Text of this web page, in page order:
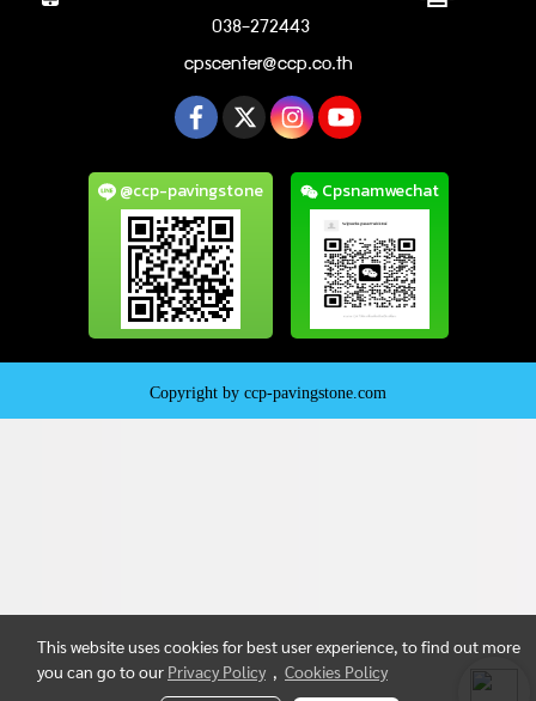
038-272443
cpscenter@ccp.co.th
@ccp-pavingstone Cpsnamwechat
Copyright by ccp-pavingstone.com
This website uses cookies for best user experience, to find out more
you can go to our Privacy Policy , Cookies Policy